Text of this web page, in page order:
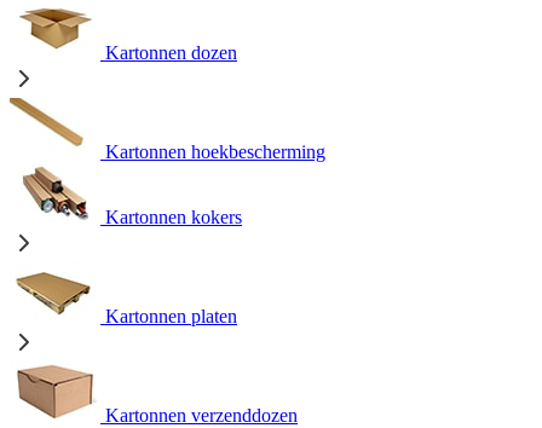
Kartonnen dozen
Kartonnen hoekbescherming
Kartonnen kokers
Kartonnen platen
Kartonnen verzenddozen